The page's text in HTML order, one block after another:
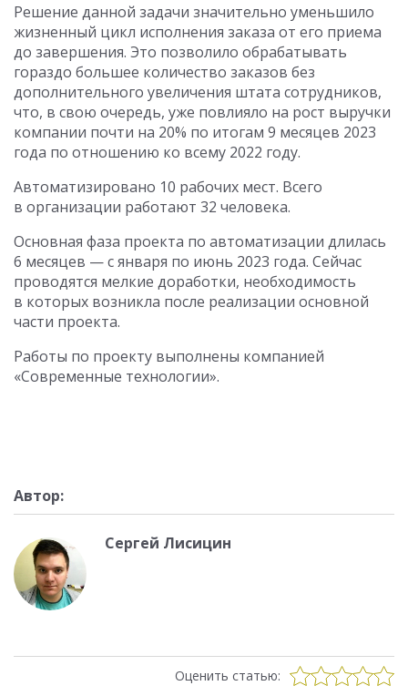
Решение данной задачи значительно уменьшило
жизненный цикл исполнения заказа от его приема
до завершения. Это позволило обрабатывать
гораздо большее количество заказов без
дополнительного увеличения штата сотрудников,
что, в свою очередь, уже повлияло на рост выручки
компании почти на 20% по итогам 9 месяцев 2023
года по отношению ко всему 2022 году.
Автоматизировано 10 рабочих мест. Всего
в организации работают 32 человека.
Основная фаза проекта по автоматизации длилась
6 месяцев — с января по июнь 2023 года. Сейчас
проводятся мелкие доработки, необходимость
в которых возникла после реализации основной
части проекта.
Работы по проекту выполнены компанией
«Современные технологии».
Автор:
Сергей Лисицин
Оценить статью: